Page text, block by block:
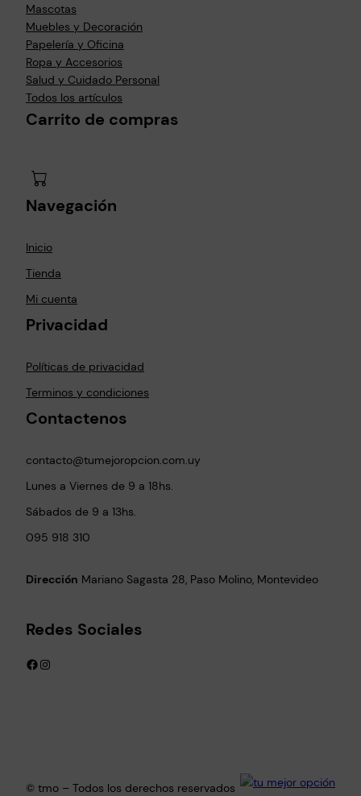
Mascotas
Muebles y Decoración
Papelería y Oficina
Ropa y Accesorios
Salud y Cuidado Personal
Todos los artículos
Carrito de compras
Navegación
Inicio
Tienda
Mi cuenta
Privacidad
Políticas de privacidad
Terminos y condiciones
Contactenos
contacto@tumejoropcion.com.uy
Lunes a Viernes de 9 a 18hs.
Sábados de 9 a 13hs.
095 918 310
Dirección Mariano Sagasta 28, Paso Molino, Montevideo
Redes Sociales
Facebook Instagram
© tmo – Todos los derechos reservados